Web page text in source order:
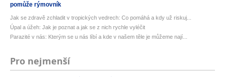
pomůže rýmovník
Jak se zdravě zchladit v tropických vedrech: Co pomáhá a kdy už riskuj...
Úpal a úžeh: Jak je poznat a jak se z nich rychle vyléčit
Parazité v nás: Kterým se u nás líbí a kde v našem těle je můžeme nají...
Pro nejmenší